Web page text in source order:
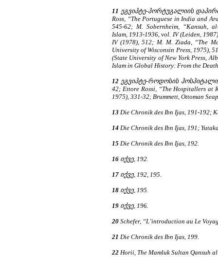
11 ეგვიპტე-პორტუგალიის
Ross, “The Portuguese in India and
545-62; M. Sobernheim, “Kansuh,
Islam, 1913-1936, vol. IV (Leiden,
IV (1978), 512; M. M. Ziada, “The
University of Wisconsin Press, 1975),
(State University of New York Press,
Islam in Global History: From the
12 ეგვიპტე-როდოსის
42; Ettore Rossi, “The Hospitallers at
1975), 331-32; Brummett, Ottoman
13 Die Chronik des Ibn Ijas, 191-192;
14 Die Chronik des Ibn Ijas, 191;
15 Die Chronik des Ibn Ijas, 192.
16 იქვე, 192.
17 იქვე, 192, 195.
18 იქვე, 195.
19 იქვე, 196.
20 Schefer, “L’introduction au Le
21 Die Chronik des Ibn Ijas, 199.
22 Horii, The Mamluk Sultan Qansuh